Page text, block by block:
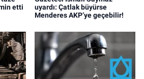
etti
uyardı: Çatlak büyürse
Menderes AKP’ye geçebilir!